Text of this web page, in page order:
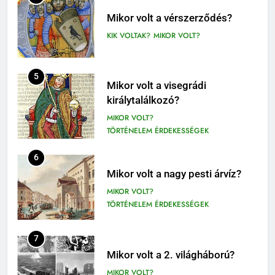
királytalálkozó?
MIKOR VOLT?
6
Mikor volt a nagy pesti árvíz?
TÖRTÉNELEM ÉRDEKESSÉGEK
7
Mikor volt a 2. világháború?
MIKOR VOLT?
TÖRTÉNELEM ÉRDEKESSÉGEK
8
Ki volt Zeusz felesége?
KIK VOLTAK?
1-4. OSZTÁLY OLVASÓNAPLÓ
olvasónapló
5. OSZTÁLY OLVASÓNAPLÓ
OLVASÓNAPLÓK
A jó palócok (elemzés)
OLVASÓNAPLÓK
olvasónapló
11
BIOLÓGIA ÉRDEKESSÉGEK